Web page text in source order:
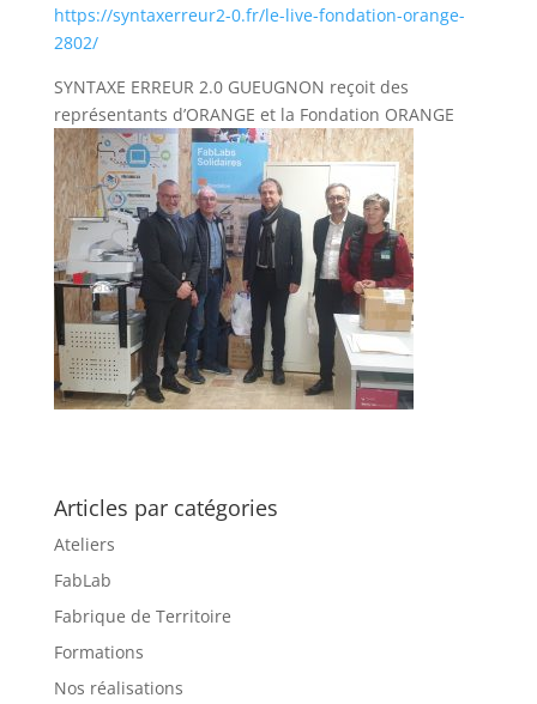
https://syntaxerreur2-0.fr/le-live-fondation-orange-
2802/
SYNTAXE ERREUR 2.0 GUEUGNON reçoit des
représentants d’ORANGE et la Fondation ORANGE
Articles par catégories
Ateliers
FabLab
Fabrique de Territoire
Formations
Nos réalisations